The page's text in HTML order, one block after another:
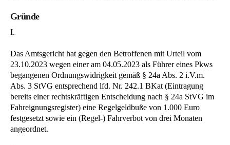
Gründe
I.
Das Amtsgericht hat gegen den Betroffenen mit Urteil vom
23.10.2023 wegen einer am 04.05.2023 als Führer eines Pkws
begangenen Ordnungswidrigkeit gemäß § 24a Abs. 2 i.V.m.
Abs. 3 StVG entsprechend lfd. Nr. 242.1 BKat (Eintragung
bereits einer rechtskräftigen Entscheidung nach § 24a StVG im
Fahreignungsregister) eine Regelgeldbuße von 1.000 Euro
festgesetzt sowie ein (Regel-) Fahrverbot von drei Monaten
angeordnet.